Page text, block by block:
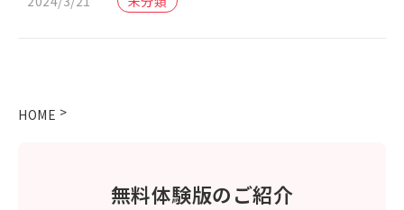
HOME >
無料体験版のご紹介